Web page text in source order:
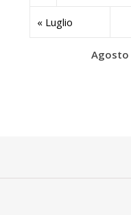
Agosto
« Luglio